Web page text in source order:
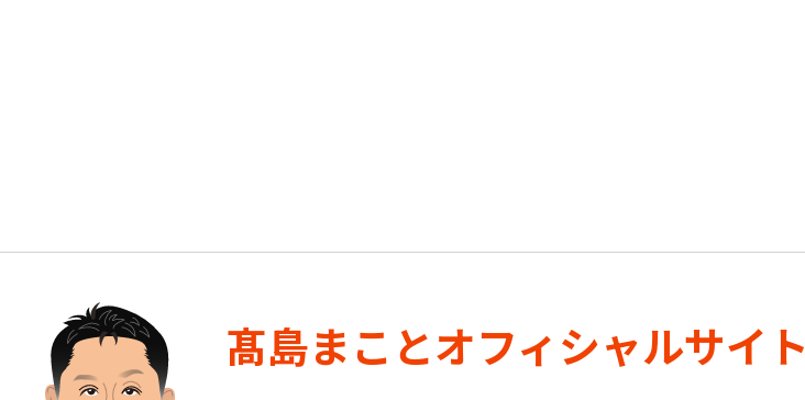
髙島まことオフィシャルサイト